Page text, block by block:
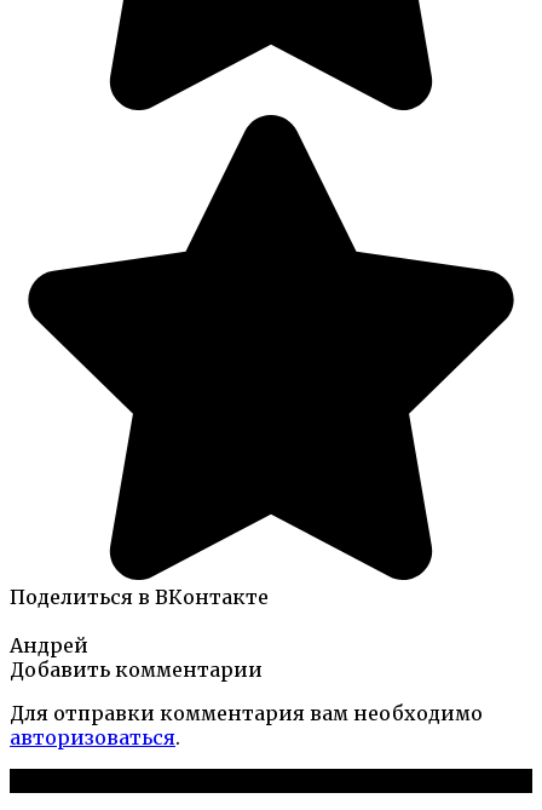
Поделиться в ВКонтакте
Андрей
Добавить комментарии
Для отправки комментария вам необходимо
авторизоваться.